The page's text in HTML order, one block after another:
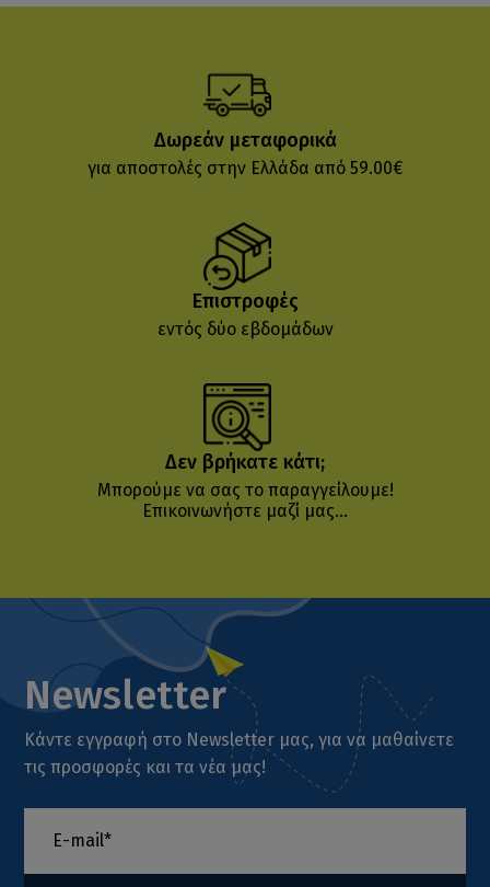
Δωρεάν μεταφορικά
για αποστολές στην Ελλάδα από 59.00€
Επιστροφές
εντός δύο εβδομάδων
Δεν βρήκατε κάτι;
Μπορούμε να σας το παραγγείλουμε!
Επικοινωνήστε μαζί μας...
Newsletter
Κάντε εγγραφή στο Newsletter μας, για να μαθαίνετε
τις προσφορές και τα νέα μας!